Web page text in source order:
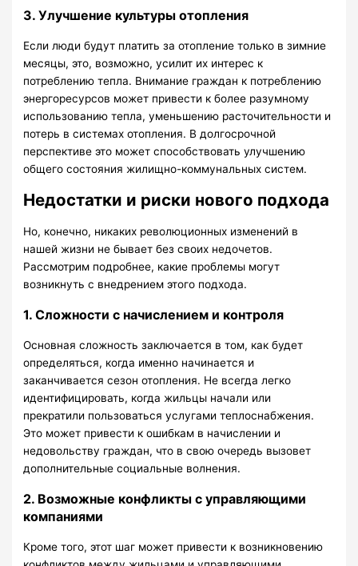
3. Улучшение культуры отопления
Если люди будут платить за отопление только в зимние
месяцы, это, возможно, усилит их интерес к
потреблению тепла. Внимание граждан к потреблению
энергоресурсов может привести к более разумному
использованию тепла, уменьшению расточительности и
потерь в системах отопления. В долгосрочной
перспективе это может способствовать улучшению
общего состояния жилищно-коммунальных систем.
Недостатки и риски нового подхода
Но, конечно, никаких революционных изменений в
нашей жизни не бывает без своих недочетов.
Рассмотрим подробнее, какие проблемы могут
возникнуть с внедрением этого подхода.
1. Сложности с начислением и контроля
Основная сложность заключается в том, как будет
определяться, когда именно начинается и
заканчивается сезон отопления. Не всегда легко
идентифицировать, когда жильцы начали или
прекратили пользоваться услугами теплоснабжения.
Это может привести к ошибкам в начислении и
недовольству граждан, что в свою очередь вызовет
дополнительные социальные волнения.
2. Возможные конфликты с управляющими
компаниями
Кроме того, этот шаг может привести к возникновению